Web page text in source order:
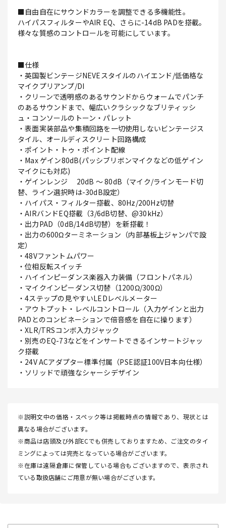
■自由自在にサウンドカラーを調整できる多機能性。
ハイパスフィルターやAIR EQ、さらに-14dB PADを搭載。
様々な質感のコントロールを可能にしています。
■仕様
・英国製ビンテージNEVEスタイルのハイエンド/低価格な
マイクプリアンプ/DI
・クリーンで透明感のあるサウンドからウォームでパンチ
のあるサウンドまで、幅広いクラシックなブリティッシ
ュ・コンソールのトーン・パレット
・表面実装部品や集積回路を一切使用しないビンテージス
タイル、オールディスクリート回路構成
・ポイント・トゥ・ポイント配線
・Max ゲイン80dB(パッシブリボンマイクなどの低ゲイン
マイクにも対応)
・ゲインレンジ 20dB ～ 80dB（マイク/ラインモード切
替、ライン選択時は-30dB設定）
・ハイパス・フィルター搭載、80Hz/200Hz切替
・AIRバンドEQ搭載（3/6dB切替、@30kHz）
・出力PAD（0dB/14dB切替）を新搭載！
・出力の600Ωターミネーション（内部基板上ジャンパで設
定）
・48Vファントムパワー
・位相反転スイッチ
・ハイインピーダンス楽器入力装備（フロントパネル）
・マイクインピーダンス切替（1200Ω/300Ω）
・4ステップの見やすいLEDレベルメーター
・アウトプット・レベルコントロール（入力ゲインと出力
PADとのコンビネーションで倍音感を自在に操ります）
・XLR/TRSコンボ入力ジャック
・別売のEQ-73などをインサートできるインサートジャッ
ク搭載
・24V ACアダプター標準付属（PSE認証100V日本向仕様）
・ソリッドで頑強なシャーシデザイン
※説明文中の価格・スペック等は掲載時点の情報であり、現状とは
異なる場合がございます。
※商品は店頭及び外部ECでも併売しておりますため、ご注文のタイ
ミングによっては完売となっている場合がございます。
※在庫は遠隔倉庫に保管している場合もございますので、表示され
ている取扱店舗にご用意が無い場合がございます。